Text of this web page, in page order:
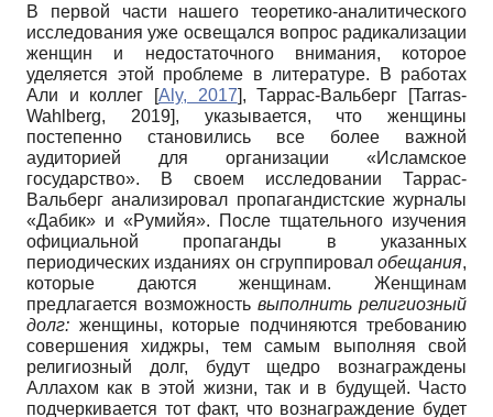
В первой части нашего теоретико-аналитического
исследования уже освещался вопрос радикализации
женщин и недостаточного внимания, которое
уделяется этой проблеме в литературе. В работах
Али и коллег
[Aly, 2017], Таррас-Вальберг [Tarras-
Wahlberg, 2019], указывается, что женщины
постепенно становились все более важной
аудиторией для организации «Исламское
государство». В своем исследовании Таррас-
Вальберг анализировал пропагандистские журналы
«Дабик» и «Румийя». После тщательного изучения
официальной пропаганды в указанных
периодических изданиях он сгруппировал обещания,
которые даются женщинам. Женщинам
предлагается возможность выполнить религиозный
долг: женщины, которые подчиняются требованию
совершения хиджры, тем самым выполняя свой
религиозный долг, будут щедро вознаграждены
Аллахом как в этой жизни, так и в будущей. Часто
подчеркивается тот факт, что вознаграждение будет